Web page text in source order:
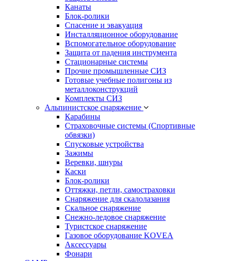
Канаты
Блок-ролики
Спасение и эвакуация
Инсталляционное оборудование
Вспомогательное оборудование
Защита от падения инструмента
Стационарные системы
Прочие промышленные СИЗ
Готовые учебные полигоны из
металлоконструкций
Комплекты СИЗ
Альпинистское снаряжение
Карабины
Страховочные системы (Спортивные
обвязки)
Спусковые устройства
Зажимы
Веревки, шнуры
Каски
Блок-ролики
Оттяжки, петли, самостраховки
Снаряжение для скалолазания
Скальное снаряжение
Снежно-ледовое снаряжение
Туристское снаряжение
Газовое оборудование KOVEA
Аксессуары
Фонари